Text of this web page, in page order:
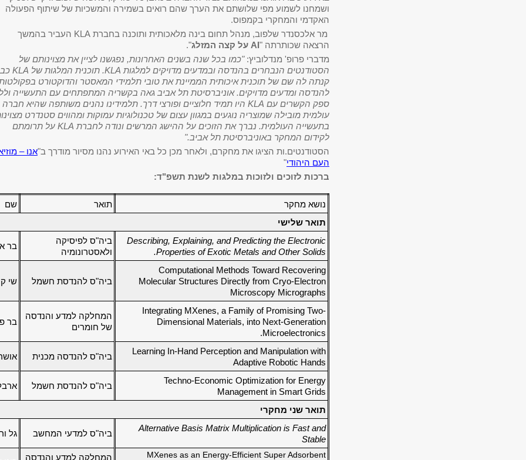
ושמחנו לשמוע מפי שלושתם את הערך שהם רואים בשמירה והמשכיות של שיתוף הפעולה
האקדמי והמחקרי בקמפוס.
מר אלכסנדר שלפוב, מנהל תחום בינה מלאכותית ותוכנה בחברת KLA העביר בהמשך
הרצאה שכותרתה " AI על קצה המזלג"
.
מדברי פרופ' מנדלוביץ:"כמו בכל שנה בשנים האחרונות, נפגשנו לציין את מצוינותם של
הסטודנטים הנבחרים בהנדסה ובמדעים מדויקים למלגות KLA. תוכנית המלגות של KLA
קנתה לה שם של תוכנית איכותית הממיינת את טובי תלמידי המאסטר והדוקטורט
להנדסה ומדעים מדויקים. אוניברסיטת תל אביב גאה בקשריה המתפתחים עם התעשייה
ספק הקשרים עם KLA היו תמיד חלוציים ופורצי דרך. תלמידינו נהנים משותפה שהיא חברה
עולמית מובילה שמוצריה נוגעים במגוון עצום של טכנולוגיות עמוקות ומהווים סטנדרט
בתעשייה העולמית. נברך את הזוכים על ההישג המרשים ונודה לחברת KLA על תרומתם
לקידום המחקר באוניברסיטת תל אביב."
הסטודנטים.ות הציגו את מחקרם, ולאחר מכן כל באי האירוע נהנו מסיור מודרך ב"אנו –
העם היהודי"
ברכות לזוכים ולזוכות במלגות לשנת תשפ"ד:
נושא מחקר תואר
שם
תואר שלישי
Describing, Explaining, and Predicting the Electronic
Properties of Exotic Metals and Other Solids.
ביה"ס לפיסיקה
ולאסטרונומיה
בר
Computational Methods Toward Recovering
Molecular Structures Directly from Cryo-Electron
Microscopy Micrographs
ביה"ס להנדסת חשמל שי
Integrating MXenes, a Family of Promising Two-
Dimensional Materials, into Next-Generation
Microelectronics.
המחלקה למדע והנדסה
של חומרים
בר
Learning In-Hand Perception and Manipulation with
Adaptive Robotic Hands
ביה"ס להנדסה מכנית
Techno-Economic Optimization for Energy
Management in Smart Grids
ביה"ס להנדסת חשמל
תואר שני מחקרי
Alternative Basis Matrix Multiplication is Fast and
Stable
ביה"ס למדעי המחשב גל
MXenes as an Energy-Efficient Super Adsorbent
המחלקה למדע והנדסה